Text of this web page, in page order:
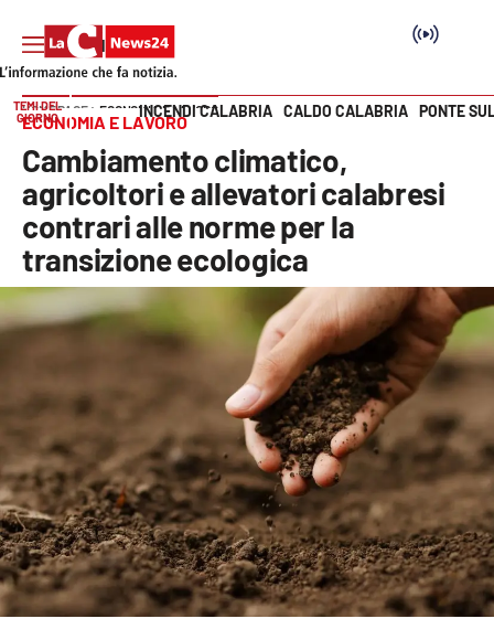
SEZIONI
Cronaca
Politica
Economia e lavoro
Italia Mondo
Sanità
Sport
Cultura
Vai
TEMI DEL
GIORNO
INCENDI CALABRIA CALDO CALABRIA PONTE
HOME PAGE ECONOMIA E LAVORO
ECONOMIA E LAVORO
Cambiamento climatico,
agricoltori e allevatori calabresi
contrari alle norme per la
transizione ecologica